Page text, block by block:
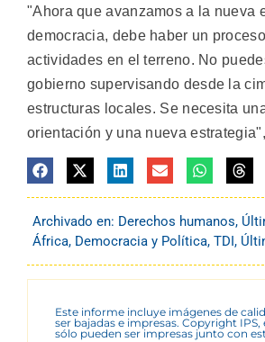
"Ahora que avanzamos a la nueva
democracia, debe haber un
actividades en el terreno. No
gobierno supervisando desde la
estructuras locales. Se necesita
orientación y una nueva
Archivado en: Derechos humanos,
África, Democracia y Política, TDI ,
Este informe incluye imágenes de
ser bajadas e impresas. Copyright IPS,
sólo pueden ser impresas junto con